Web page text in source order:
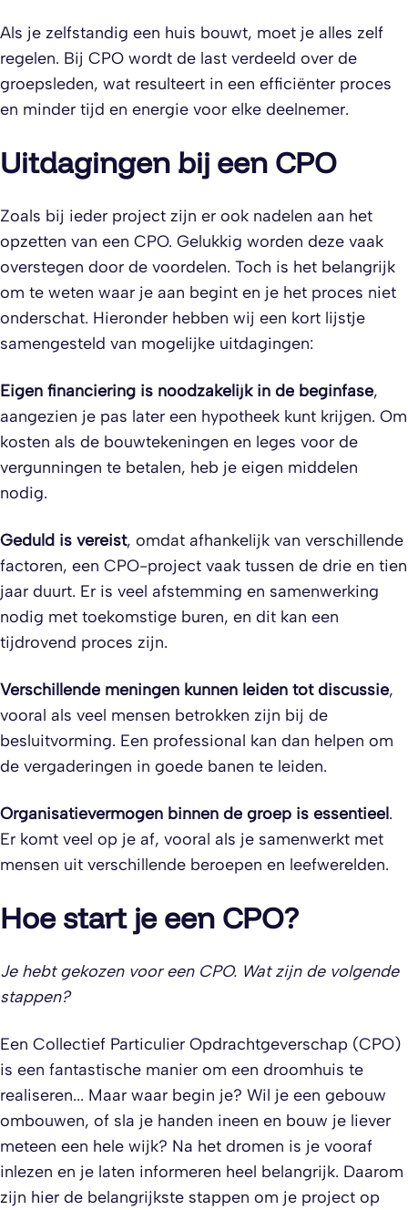
Als je zelfstandig een huis bouwt, moet je alles zelf
regelen. Bij CPO wordt de last verdeeld over de
groepsleden, wat resulteert in een efficiënter proces
en minder tijd en energie voor elke deelnemer.
Uitdagingen bij een CPO
Zoals bij ieder project zijn er ook nadelen aan het
opzetten van een CPO. Gelukkig worden deze vaak
overstegen door de voordelen. Toch is het belangrijk
om te weten waar je aan begint en je het proces niet
onderschat. Hieronder hebben wij een kort lijstje
samengesteld van mogelijke uitdagingen:
Eigen financiering is noodzakelijk in de beginfase,
aangezien je pas later een hypotheek kunt krijgen. Om
kosten als de bouwtekeningen en leges voor de
vergunningen te betalen, heb je eigen middelen
nodig.
Geduld is vereist, omdat afhankelijk van verschillende
factoren, een CPO-project vaak tussen de drie en tien
jaar duurt. Er is veel afstemming en samenwerking
nodig met toekomstige buren, en dit kan een
tijdrovend proces zijn.
Verschillende meningen kunnen leiden tot discussie,
vooral als veel mensen betrokken zijn bij de
besluitvorming. Een professional kan dan helpen om
de vergaderingen in goede banen te leiden.
Organisatievermogen binnen de groep is essentieel.
Er komt veel op je af, vooral als je samenwerkt met
mensen uit verschillende beroepen en leefwerelden.
Hoe start je een CPO?
Je hebt gekozen voor een CPO. Wat zijn de volgende
stappen?
Een Collectief Particulier Opdrachtgeverschap (CPO)
is een fantastische manier om een droomhuis te
realiseren... Maar waar begin je? Wil je een gebouw
ombouwen, of sla je handen ineen en bouw je liever
meteen een hele wijk? Na het dromen is je vooraf
inlezen en je laten informeren heel belangrijk. Daarom
zijn hier de belangrijkste stappen om je project op